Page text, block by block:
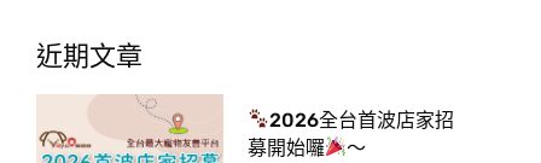
近期文章
2026全台首波店家招
募開始囉
～